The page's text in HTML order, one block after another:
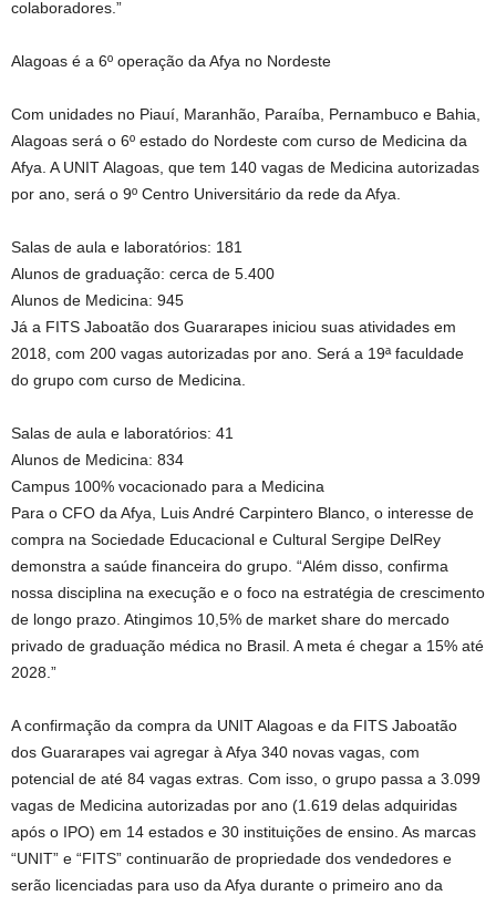
colaboradores.”
Alagoas é a 6º operação da Afya no Nordeste
Com unidades no Piauí, Maranhão, Paraíba, Pernambuco e Bahia,
Alagoas será o 6º estado do Nordeste com curso de Medicina da
Afya. A UNIT Alagoas, que tem 140 vagas de Medicina autorizadas
por ano, será o 9º Centro Universitário da rede da Afya.
Salas de aula e laboratórios: 181
Alunos de graduação: cerca de 5.400
Alunos de Medicina: 945
Já a FITS Jaboatão dos Guararapes iniciou suas atividades em
2018, com 200 vagas autorizadas por ano. Será a 19ª faculdade
do grupo com curso de Medicina.
Salas de aula e laboratórios: 41
Alunos de Medicina: 834
Campus 100% vocacionado para a Medicina
Para o CFO da Afya, Luis André Carpintero Blanco, o interesse de
compra na Sociedade Educacional e Cultural Sergipe DelRey
demonstra a saúde financeira do grupo. “Além disso, confirma
nossa disciplina na execução e o foco na estratégia de crescimento
de longo prazo. Atingimos 10,5% de market share do mercado
privado de graduação médica no Brasil. A meta é chegar a 15% até
2028.”
A confirmação da compra da UNIT Alagoas e da FITS Jaboatão
dos Guararapes vai agregar à Afya 340 novas vagas, com
potencial de até 84 vagas extras. Com isso, o grupo passa a 3.099
vagas de Medicina autorizadas por ano (1.619 delas adquiridas
após o IPO) em 14 estados e 30 instituições de ensino. As marcas
“UNIT” e “FITS” continuarão de propriedade dos vendedores e
serão licenciadas para uso da Afya durante o primeiro ano da